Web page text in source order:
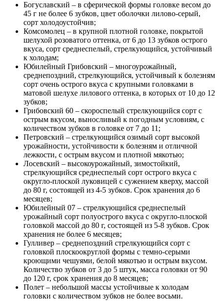
Богуславский – в сферической формы головке весом до
45 г не более 6 зубков, цвет оболочки лилово-серый,
сорт холодоустойчив;
Комсомолец – в крупной плотной головке, покрытой
шелухой розоватого оттенка, от 6 до 13 зубков острого
вкуса, сорт среднеспелый, стрелкующийся, устойчивый
к холодам;
Юбилейный Грибовский – многоурожайный,
среднепоздний, стрелкующийся, устойчивый к болезням
сорт очень острого вкуса с крупными головками в
матовой шелухе лилового оттенка, в которых от 10 до 12
зубков;
Грибовский 60 – скороспелый стрелкующийся сорт с
острым вкусом, выносливый к погодным условиям, с
количеством зубков в головке от 7 до 11;
Петровский – стрелкующийся озимый сорт высокой
урожайности, устойчивости к болезням и отличной
лежкости, с острым вкусом и плотной мякотью;
Лосевский – высокоурожайный, зимостойкий,
стрелкующийся среднеспелый сорт острого вкуса с
округло-плоской луковицей с сужением кверху, массой
до 80 г, состоящей из 4-5 зубков. Срок хранения до 6
месяцев;
Юбилейный 07 – стрелкующийся среднеспелый
урожайный сорт полуострого вкуса с округло-плоской
головкой массой до 80 г, состоящей из 5-8 зубков. Срок
хранения не более 6 месяцев;
Гулливер – среднепоздний стрелкующийся сорт с
головкой плоскоокруглой формы с темно-серыми
кроющими чешуями, белой мякотью и острым вкусом.
Количество зубков от 3 до 5 штук, масса головки от 90
до 120 г, срок хранения до 8 месяцев;
Полет – небольшой массы устойчивые к холодам
головки с количеством зубков не более восьми.